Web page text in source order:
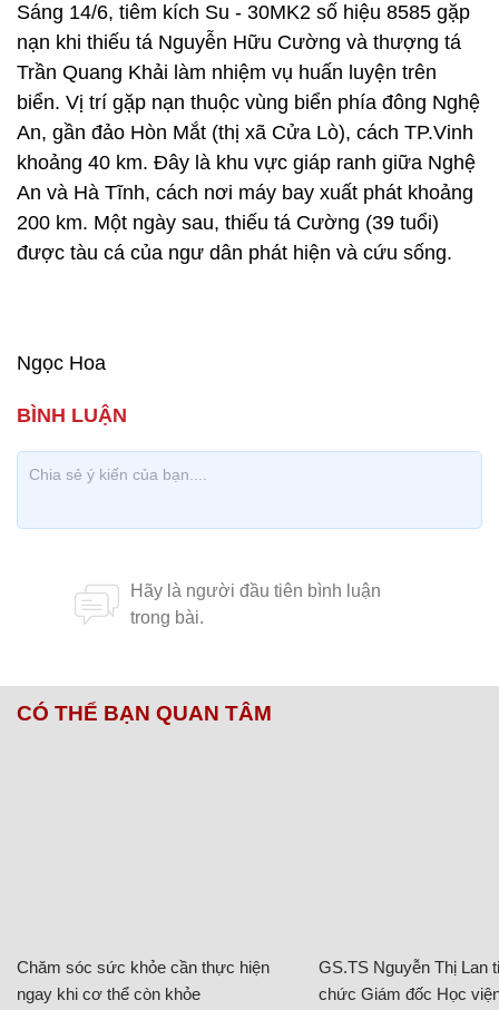
Sáng 14/6, tiêm kích Su - 30MK2 số hiệu 8585 gặp
nạn khi thiếu tá Nguyễn Hữu Cường và thượng tá
Trần Quang Khải làm nhiệm vụ huấn luyện trên
biển. Vị trí gặp nạn thuộc vùng biển phía đông Nghệ
An, gần đảo Hòn Mắt (thị xã Cửa Lò), cách TP.Vinh
khoảng 40 km. Đây là khu vực giáp ranh giữa Nghệ
An và Hà Tĩnh, cách nơi máy bay xuất phát khoảng
200 km. Một ngày sau, thiếu tá Cường (39 tuổi)
được tàu cá của ngư dân phát hiện và cứu sống.
Ngọc Hoa
CÓ THỂ BẠN QUAN TÂM
Chăm sóc sức khỏe cần thực hiện
ngay khi cơ thể còn khỏe
GS.TS Nguyễn Thị Lan
chức Giám đốc Học